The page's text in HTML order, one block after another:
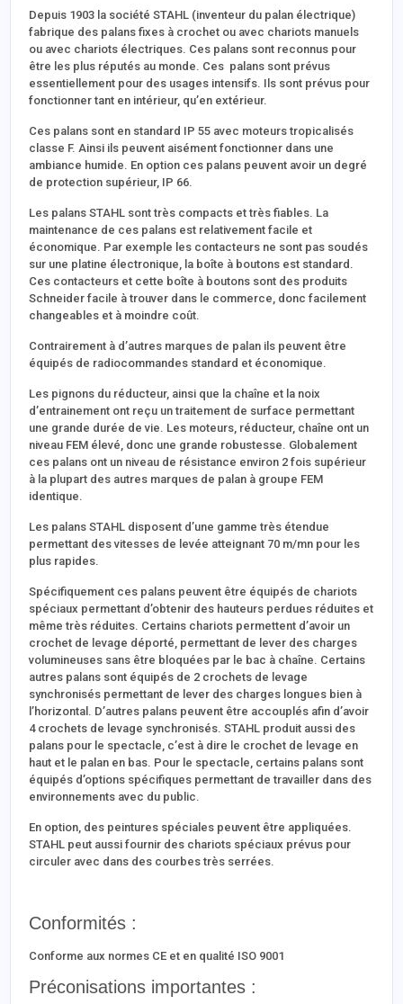
Depuis 1903 la société STAHL (inventeur du palan électrique)
fabrique des palans fixes à crochet ou avec chariots manuels
ou avec chariots électriques. Ces palans sont reconnus pour
être les plus réputés au monde. Ces palans sont prévus
essentiellement pour des usages intensifs. Ils sont prévus pour
fonctionner tant en intérieur, qu’en extérieur.
Ces palans sont en standard IP 55 avec moteurs tropicalisés
classe F. Ainsi ils peuvent aisément fonctionner dans une
ambiance humide. En option ces palans peuvent avoir un degré
de protection supérieur, IP 66.
Les palans STAHL sont très compacts et très fiables. La
maintenance de ces palans est relativement facile et
économique. Par exemple les contacteurs ne sont pas soudés
sur une platine électronique, la boîte à boutons est standard.
Ces contacteurs et cette boîte à boutons sont des produits
Schneider facile à trouver dans le commerce, donc facilement
changeables et à moindre coût.
Contrairement à d’autres marques de palan ils peuvent être
équipés de radiocommandes standard et économique.
Les pignons du réducteur, ainsi que la chaîne et la noix
d’entrainement ont reçu un traitement de surface permettant
une grande durée de vie. Les moteurs, réducteur, chaîne ont un
niveau FEM élevé, donc une grande robustesse. Globalement
ces palans ont un niveau de résistance environ 2 fois supérieur
à la plupart des autres marques de palan à groupe FEM
identique.
Les palans STAHL disposent d’une gamme très étendue
permettant des vitesses de levée atteignant 70 m/mn pour les
plus rapides.
Spécifiquement ces palans peuvent être équipés de chariots
spéciaux permettant d’obtenir des hauteurs perdues réduites et
même très réduites. Certains chariots permettent d’avoir un
crochet de levage déporté, permettant de lever des charges
volumineuses sans être bloquées par le bac à chaîne. Certains
autres palans sont équipés de 2 crochets de levage
synchronisés permettant de lever des charges longues bien à
l’horizontal. D’autres palans peuvent être accouplés afin d’avoir
4 crochets de levage synchronisés. STAHL produit aussi des
palans pour le spectacle, c’est à dire le crochet de levage en
haut et le palan en bas. Pour le spectacle, certains palans sont
équipés d’options spécifiques permettant de travailler dans des
environnements avec du public.
En option, des peintures spéciales peuvent être appliquées.
STAHL peut aussi fournir des chariots spéciaux prévus pour
circuler avec dans des courbes très serrées.
Conformités :
Conforme aux normes CE et en qualité ISO 9001
Préconisations importantes :